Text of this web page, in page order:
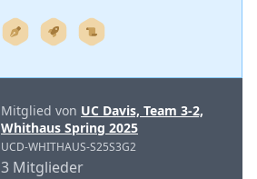
Mitglied von UC Davis, Team 3-2,
Whithaus Spring 2025
UCD-WHITHAUS-S25S3G2
3 Mitglieder